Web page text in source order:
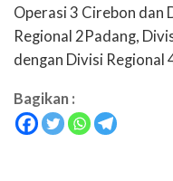
Operasi 3 Cirebon dan
Regional 2Padang,
dengan Divisi Regional
Bagikan :